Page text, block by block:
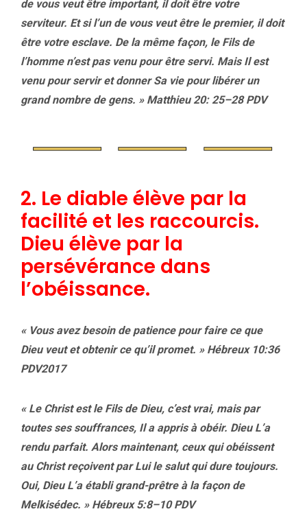
de vous veut être important, il doit être votre
serviteur. Et si l’un de vous veut être le premier, il doit
être votre esclave. De la même façon, le Fils de
l’homme n’est pas venu pour être servi. Mais Il est
venu pour servir et donner Sa vie pour libérer un
grand nombre de gens. » Matthieu 20: 25–28 PDV
2. Le diable élève par la
facilité et les raccourcis.
Dieu élève par la
persévérance dans
l’obéissance.
« Vous avez besoin de patience pour faire ce que
Dieu veut et obtenir ce qu’il promet. » Hébreux 10:36
PDV2017
« Le Christ est le Fils de Dieu, c’est vrai, mais par
toutes ses souffrances, Il a appris à obéir. Dieu L’a
rendu parfait. Alors maintenant, ceux qui obéissent
au Christ reçoivent par Lui le salut qui dure toujours.
Oui, Dieu L’a établi grand-prêtre à la façon de
Melkisédec. » Hébreux 5:8–10 PDV